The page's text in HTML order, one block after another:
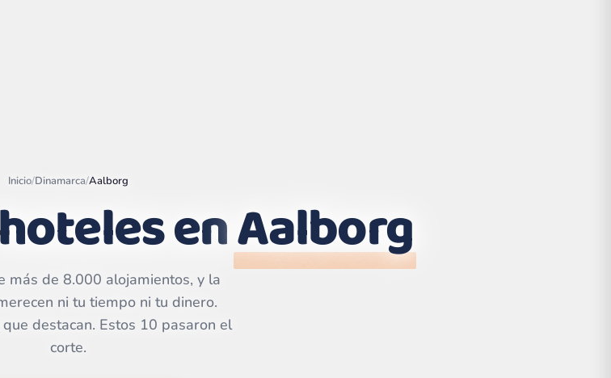
Leaflet
©
Inicio/Dinamarca/Aalborg
enAalborg
más de 8.000 alojamientos, y la
ni tu tiempo ni tu dinero.
destacan. Estos 10 pasaron el
corte.